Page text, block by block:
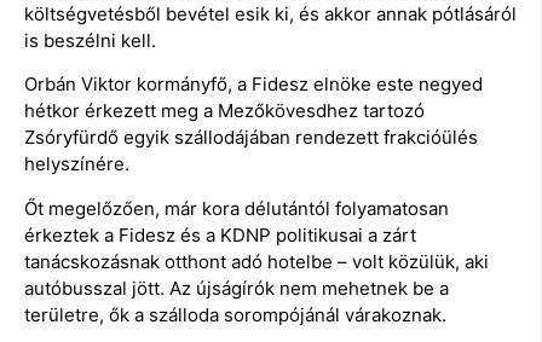
költségvetésből bevétel esik ki, és akkor annak pótlásáról
is beszélni kell.
Orbán Viktor kormányfő, a Fidesz elnöke este negyed
hétkor érkezett meg a Mezőkövesdhez tartozó
Zsóryfürdő egyik szállodájában rendezett frakcióülés
helyszínére.
Őt megelőzően, már kora délutántól folyamatosan
érkeztek a Fidesz és a KDNP politikusai a zárt
tanácskozásnak otthont adó hotelbe – volt közülük, aki
autóbusszal jött. Az újságírók nem mehetnek be a
területre, ők a szálloda sorompójánál várakoznak.